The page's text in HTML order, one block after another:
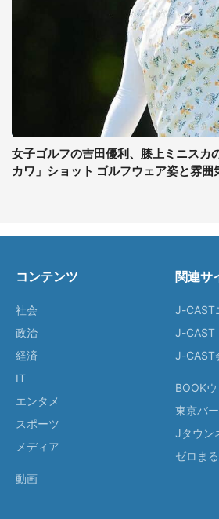
女子ゴルフの吉田優利、膝上ミニスカ
カワ」ショット ゴルフウェア姿と雰囲
コンテンツ
社会
政治
経済
IT
エンタメ
スポーツ
メディア
動画
関連サ
J-CAST
J-CAST
J-CAST
BOOK
東京バ
Jタウン
ゼロまる